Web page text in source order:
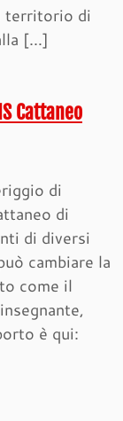
territorio di
[…]
Cattaneo
di
di
di diversi
cambiare la
come il
è qui: